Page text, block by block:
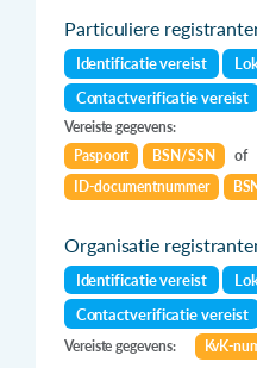
Particuliere
Identificatie vereist
Contactverificatie vereist
Vereiste gegevens:
Paspoort
BSN/SSN
of
ID-documentnummer
Organisatie
Identificatie vereist
Contactverificatie vereist
Vereiste gegevens: KvK-